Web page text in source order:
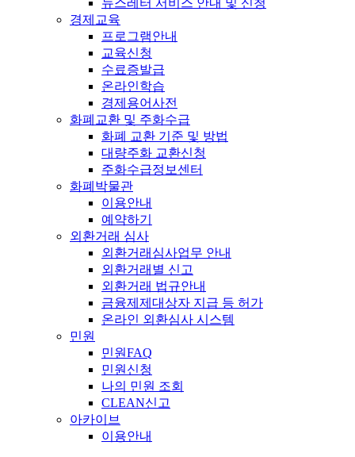
경제교육
프로그램안내
교육신청
수료증발급
온라인학습
경제용어사전
화폐교환 및 주화수급
화폐 교환 기준 및 방법
대량주화 교환신청
주화수급정보센터
화폐박물관
이용안내
예약하기
외환거래 심사
외환거래심사업무 안내
외환거래별 신고
외환거래 법규안내
금융제제대상자 지급 등 허가
온라인 외환심사 시스템
민원
민원FAQ
민원신청
나의 민원 조회
CLEAN신고
아카이브
이용안내